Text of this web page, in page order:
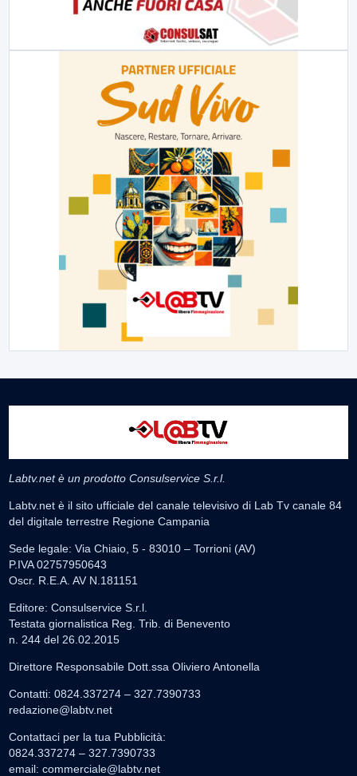
Labtv.net è un prodotto Consulservice S.r.l.
Labtv.net è il sito ufficiale del canale televisivo di Lab Tv canale 84
del digitale terrestre Regione Campania
Sede legale: Via Chiaio, 5 - 83010 – Torrioni (AV)
P.IVA 02757950643
Oscr. R.E.A. AV N.181151
Editore: Consulservice S.r.l.
Testata giornalistica Reg. Trib. di Benevento
n. 244 del 26.02.2015
Direttore Responsabile Dott.ssa Oliviero Antonella
Contatti: 0824.337274 – 327.7390733
redazione@labtv.net
Contattaci per la tua Pubblicità:
0824.337274 – 327.7390733
email: commerciale@labtv.net